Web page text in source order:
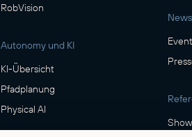
RobVision
Autonomy und KI
KI-Übersicht
Pfadplanung
Physical AI
News